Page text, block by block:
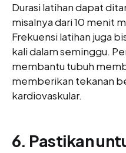
Durasi latihan dapat
misalnya dari 10 menit
Frekuensi latihan juga
kali dalam seminggu.
membantu tubuh
memberikan tekanan
kardiovaskular.
6. Pastikan